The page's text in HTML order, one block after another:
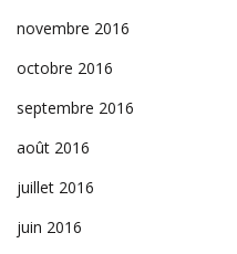
novembre 2016
octobre 2016
septembre 2016
août 2016
juillet 2016
juin 2016